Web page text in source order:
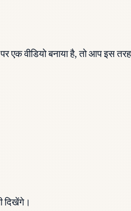
वीडियो बनाया है, तो आप इस
दिखेंगे।